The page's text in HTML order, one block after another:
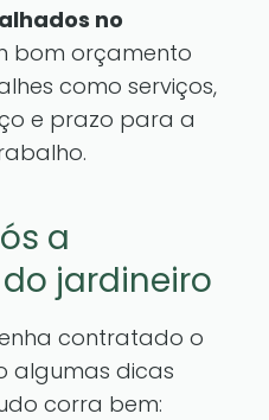
no
bom orçamento
como serviços,
e prazo para a
a
jardineiro
contratado o
algumas dicas
corra bem: